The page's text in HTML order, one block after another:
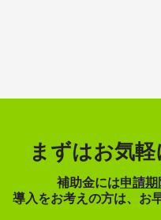
まずはお気
補助金には申請期
導入をお考えの方は、お